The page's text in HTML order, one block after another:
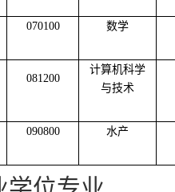
070100 数学
081200
计算机科学
与技术
090800 水产